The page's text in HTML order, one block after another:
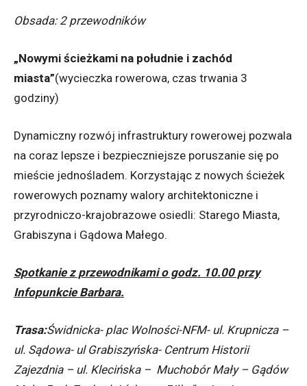
Obsada: 2 przewodników
„Nowymi ścieżkami na południe i zachód
miasta”(wycieczka rowerowa, czas trwania 3
godziny)
Dynamiczny rozwój infrastruktury rowerowej pozwala
na coraz lepsze i bezpieczniejsze poruszanie się po
mieście jednośladem. Korzystając z nowych ścieżek
rowerowych poznamy walory architektoniczne i
przyrodniczo-krajobrazowe osiedli: Starego Miasta,
Grabiszyna i Gądowa Małego.
Spotkanie z przewodnikami o godz. 10.00 przy
Infopunkcie Barbara.
Trasa:Świdnicka- plac Wolności-NFM- ul. Krupnicza –
ul. Sądowa- ul Grabiszyńska- Centrum Historii
Zajezdnia – ul. Klecińska – Muchobór Mały – Gądów